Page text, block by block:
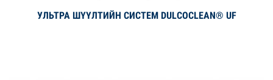
Дэлгэрэнгүй
УЛЬТРА ШҮҮЛТИЙН СИСТЕМ DULCOCLEAN® UF